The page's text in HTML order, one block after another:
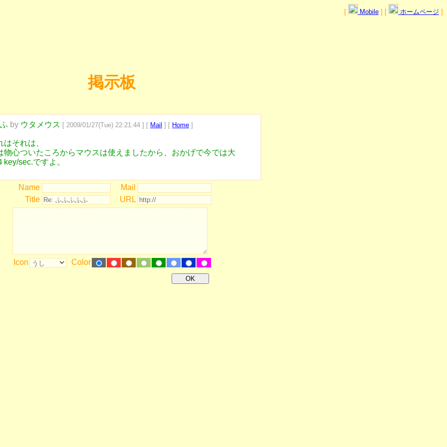
[ Mobile ] [ ホームページ ]
掲示板
by ウタメウス [ 2009/01/27(Tue) 22:21:44 ] [ Mail ] [ Home ]
はそれは、
物心ついたころからマウスは使えましたから、おかげで今では大
key/sec.ですよ。
Name
Mail
Title
URL
Icon Color